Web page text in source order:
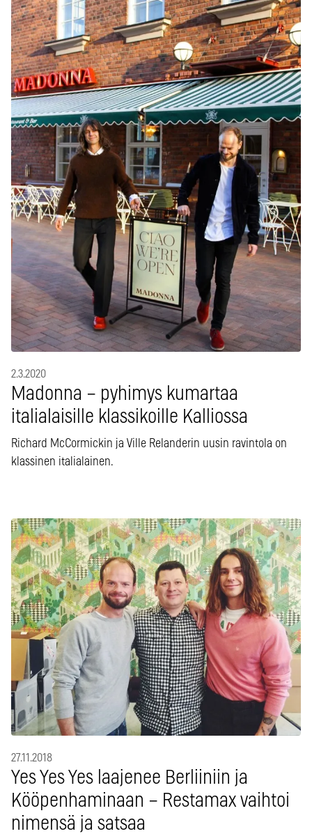
2.3.2020
Madonna – pyhimys kumartaa
italialaisille klassikoille Kalliossa
Richard McCormickin ja Ville Relanderin uusin ravintola on
klassinen italialainen.
27.11.2018
Yes Yes Yes laajenee Berliiniin ja
Kööpenhaminaan – Restamax vaihtoi
nimensä ja satsaa